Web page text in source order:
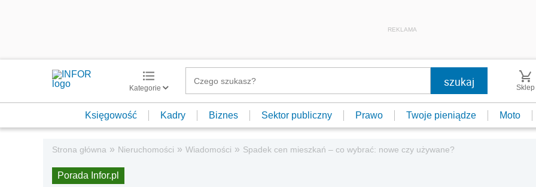
REKLAMA
Kategorie Sklep
Księgowość Kadry Biznes Sektor publiczny Prawo Twoje pieniądze Moto
Strona główna » Nieruchomości » Wiadomości » Spadek cen mieszkań – co wybrać: nowe czy używane?
Porada Infor.pl